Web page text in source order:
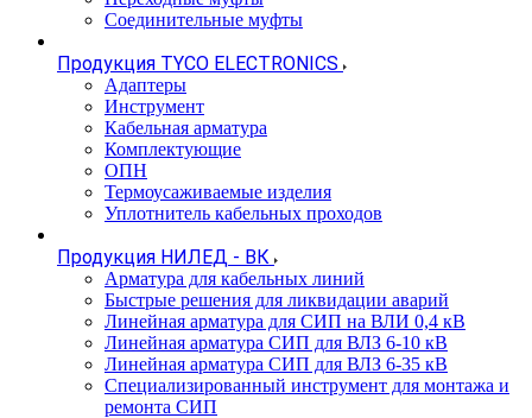
Соединительные муфты
Продукция TYCO ELECTRONICS
Адаптеры
Инструмент
Кабельная арматура
Комплектующие
ОПН
Термоусаживаемые изделия
Уплотнитель кабельных проходов
Продукция НИЛЕД - ВК
Арматура для кабельных линий
Быстрые решения для ликвидации аварий
Линейная арматура для СИП на ВЛИ 0,4 кВ
Линейная арматура СИП для ВЛЗ 6-10 кВ
Линейная арматура СИП для ВЛЗ 6-35 кВ
Специализированный инструмент для монтажа и
ремонта СИП